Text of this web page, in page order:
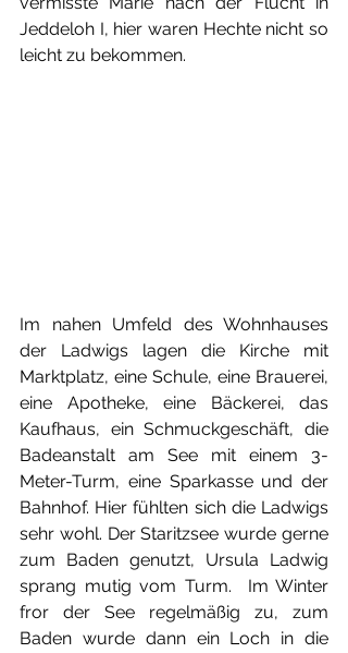
Jeddeloh I, hier waren Hechte nicht so
leicht zu bekommen.
Im nahen Umfeld des Wohnhauses
der Ladwigs lagen die Kirche mit
Marktplatz, eine Schule, eine Brauerei,
eine Apotheke, eine Bäckerei, das
Kaufhaus, ein Schmuckgeschäft, die
Badeanstalt am See mit einem 3-
Meter-Turm, eine Sparkasse und der
Bahnhof. Hier fühlten sich die Ladwigs
sehr wohl. Der Staritzsee wurde gerne
zum Baden genutzt, Ursula Ladwig
sprang mutig vom Turm.  Im Winter
fror der See regelmäßig zu, zum
Baden wurde dann ein Loch in die